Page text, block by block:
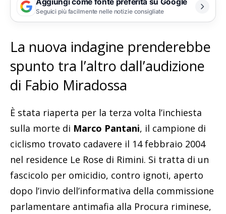
Aggiungi come fonte preferita su Google
Seguici più facilmente nelle notizie consigliate
La nuova indagine prenderebbe
spunto tra l’altro dall’audizione
di Fabio Miradossa
È stata riaperta per la terza volta l’inchiesta
sulla morte di Marco Pantani, il campione di
ciclismo trovato cadavere il 14 febbraio 2004
nel residence Le Rose di Rimini. Si tratta di un
fascicolo per omicidio, contro ignoti, aperto
dopo l’invio dell’informativa della commissione
parlamentare antimafia alla Procura riminese,